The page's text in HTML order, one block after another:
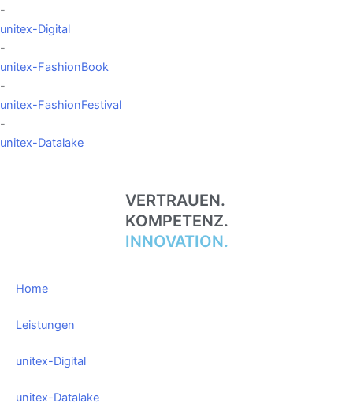
-
unitex-Digital
-
unitex-FashionBook
-
unitex-FashionFestival
-
unitex-Datalake
VERTRAUEN.
KOMPETENZ.
INNOVATION.
Home
Leistungen
unitex-Digital
unitex-Datalake